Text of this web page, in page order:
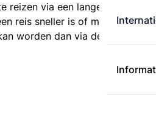
reizen via een langere route,
reis sneller is of met minder
worden dan via de kortste